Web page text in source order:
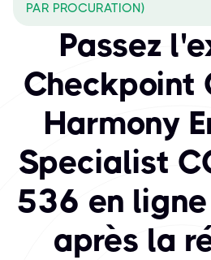
PAR PROCURATION)
Passez
Checkpoint
Harmony
Specialist
536 en
après la